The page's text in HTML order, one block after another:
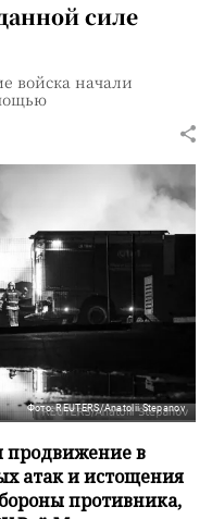
силе
войска начали
Фото: REUTERS/Anatolii Stepanov
продвижение в
атак и истощения
противника,